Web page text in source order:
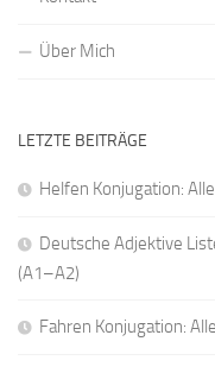
Über Mich
LETZTE BEITRÄGE
Helfen Konjugation:
Deutsche Adjektive
(A1–A2)
Fahren Konjugation: